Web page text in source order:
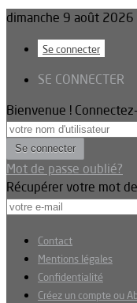
dimanche 9 août 2026
Se connecter
SE CONNECTER
Bienvenue !
Mot de passe oublié?
Récupérer votre mot
Contact
Mentions légales
Confidentialité
Créez un compte ou